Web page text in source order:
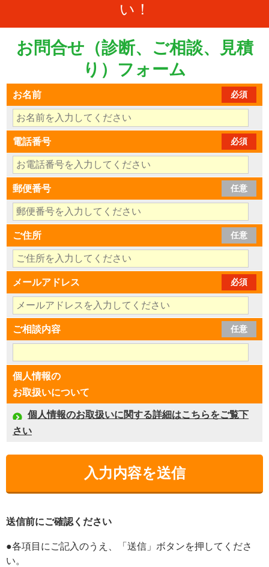
い！
お問合せ（診断、ご相談、見積
り）フォーム
お名前 必須
電話番号 必須
郵便番号 任意
ご住所 任意
メールアドレス 必須
ご相談内容 任意
個人情報の
お取扱いについて
個人情報のお取扱いに関する詳細はこちらをご覧下
さい
送信前にご確認ください
●各項目にご記入のうえ、「送信」ボタンを押してくださ
い。